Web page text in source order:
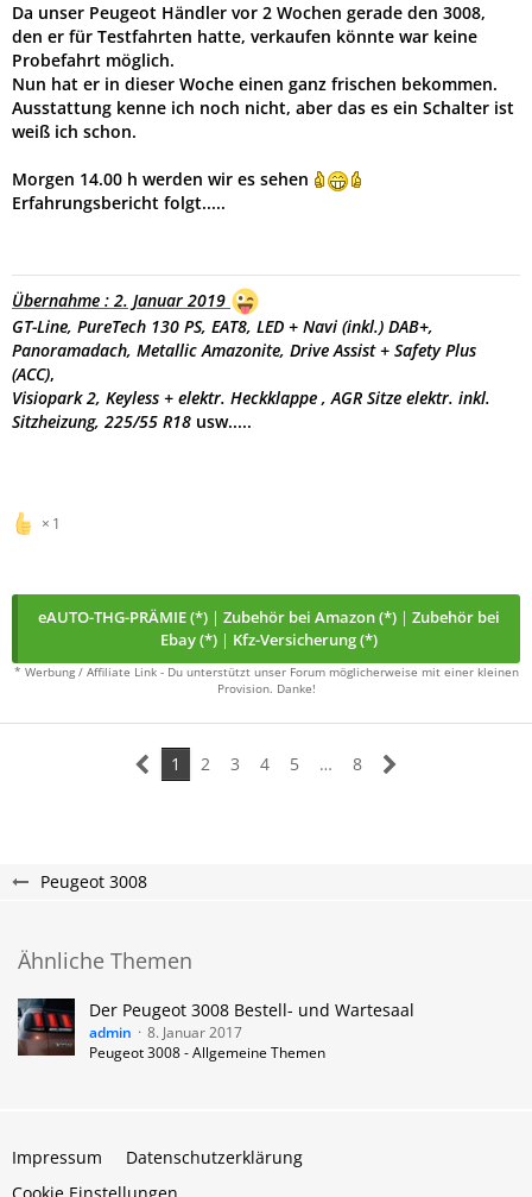
Da unser Peugeot Händler vor 2 Wochen gerade den 3008,
den er für Testfahrten hatte, verkaufen könnte war keine
Probefahrt möglich.
Nun hat er in dieser Woche einen ganz frischen bekommen.
Ausstattung kenne ich noch nicht, aber das es ein Schalter ist
weiß ich schon.
Morgen 14.00 h werden wir es sehen
Erfahrungsbericht folgt.....
Übernahme : 2. Januar 2019
GT-Line, PureTech 130 PS, EAT8, LED + Navi (inkl.) DAB+,
Panoramadach, Metallic Amazonite, Drive Assist + Safety Plus
(ACC),
Visiopark 2, Keyless + elektr. Heckklappe , AGR Sitze elektr. inkl.
Sitzheizung, 225/55 R18 usw.....
1
eAUTO-THG-PRÄMIE (*) | Zubehör bei Amazon (*) | Zubehör bei
Ebay (*) | Kfz-Versicherung (*)
* Werbung / Affiliate Link - Du unterstützt unser Forum möglicherweise mit einer kleinen
Provision. Danke!
1 2 3 4 5 … 8
Peugeot 3008
Ähnliche Themen
Der Peugeot 3008 Bestell- und Wartesaal
admin
8. Januar 2017
Peugeot 3008 - Allgemeine Themen
Impressum
Datenschutzerklärung